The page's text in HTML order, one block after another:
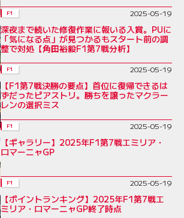
F1 2025-05-19
深夜まで続いた修復作業に報いる入賞。PUに
「気になる点」が見つかるもスタート前の調
整で対処【角田裕毅F1第7戦分析】
F1 2025-05-19
【F1第7戦決勝の要点】首位に復帰できるは
ずだったピアストリ。勝ちを譲ったマクラー
レンの選択ミス
F1 2025-05-19
【ギャラリー】2025年F1第7戦エミリア・
ロマーニャGP
F1 2025-05-19
【ポイントランキング】2025年F1第7戦エ
ミリア・ロマーニャGP終了時点